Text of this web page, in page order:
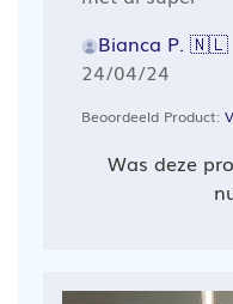
Bianca P. 🇳🇱
24/04/24
Beoordeeld Product:
Was deze